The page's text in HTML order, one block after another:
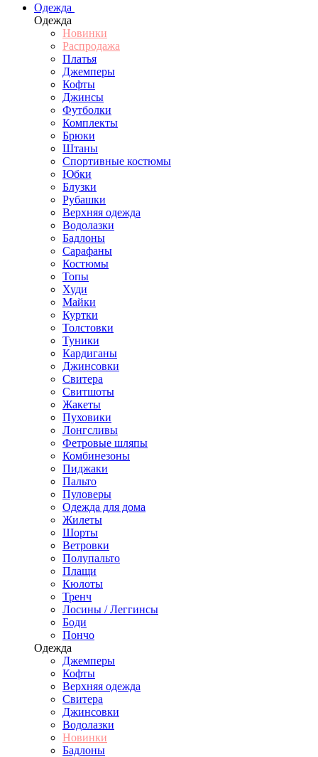
Одежда
Одежда
Новинки
Распродажа
Платья
Джемперы
Кофты
Джинсы
Футболки
Комплекты
Брюки
Штаны
Спортивные костюмы
Юбки
Блузки
Рубашки
Верхняя одежда
Водолазки
Бадлоны
Сарафаны
Костюмы
Топы
Худи
Майки
Куртки
Толстовки
Туники
Кардиганы
Джинсовки
Свитера
Свитшоты
Жакеты
Пуховики
Лонгсливы
Фетровые шляпы
Комбинезоны
Пиджаки
Пальто
Пуловеры
Одежда для дома
Жилеты
Шорты
Ветровки
Полупальто
Плащи
Кюлоты
Тренч
Лосины / Леггинсы
Боди
Пончо
Одежда
Джемперы
Кофты
Верхняя одежда
Свитера
Джинсовки
Водолазки
Новинки
Бадлоны